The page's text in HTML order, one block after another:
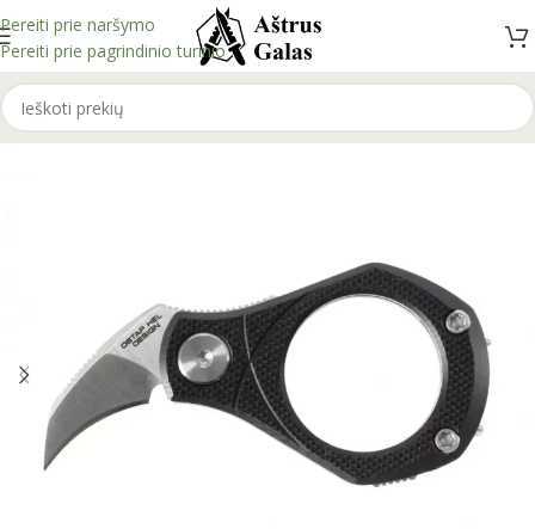
Pereiti prie naršymo
Pereiti prie pagrindinio turinio